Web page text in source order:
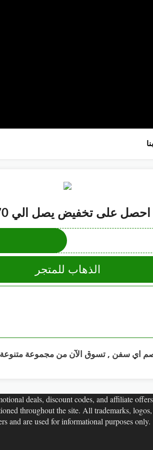
إلى
يصل الي 70% علي جميع المنتجات
الذهاب للمتجر
deals, discount codes, and affiliate
throughout the site. All trademarks,
and are used for informational purposes only.